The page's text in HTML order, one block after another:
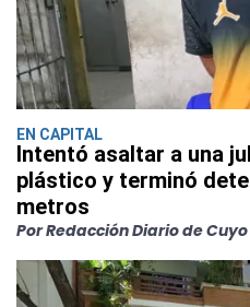
EN CAPITAL
Intentó asaltar a una
plástico y terminó
metros
Por Redacción Diario de Cuyo